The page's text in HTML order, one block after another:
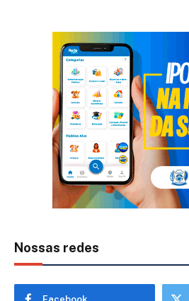
Nossas redes